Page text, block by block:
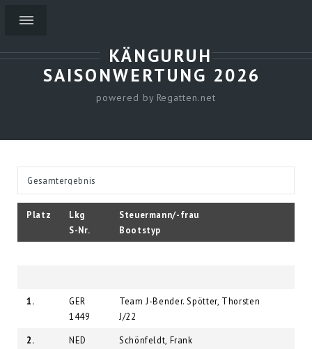
KÄNGURUH
SAISONWERTUNG 2026
powered by Regatten.net
Platz
Lkg
S-Nr.
Steuermann/-frau
Bootstyp
1.
GER
1449
Team J-Bender. Spötter, Thorsten
J/22
2.
NED
Schönfeldt, Frank